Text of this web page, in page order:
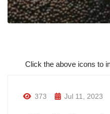
Click the above icons to
373 Jul 11, 2023